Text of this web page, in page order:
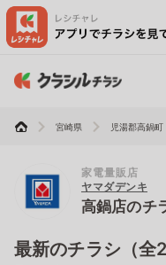
宮崎県 児湯郡高鍋町
家電量販店
ヤマダデンキ
高鍋店のチ
最新のチラシ（全